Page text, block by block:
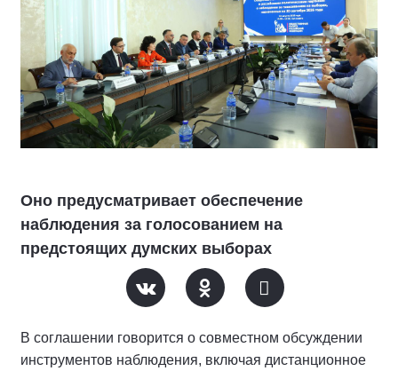
Оно предусматривает обеспечение
наблюдения за голосованием на
предстоящих думских выборах
В соглашении говорится о совместном обсуждении
инструментов наблюдения, включая дистанционное